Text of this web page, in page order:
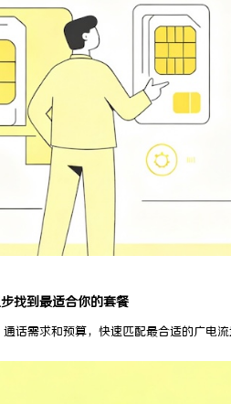
找到最适合你的套餐
通话需求和预算，快速匹配最合适的广电